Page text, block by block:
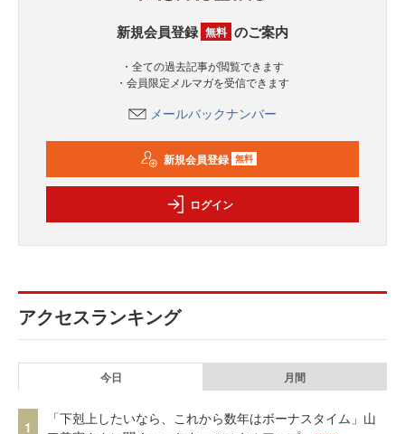
新規会員登録 無料 のご案内
・全ての過去記事が閲覧できます
・会員限定メルマガを受信できます
メールバックナンバー
新規会員登録 無料
ログイン
アクセスランキング
今日 月間
1
「下剋上したいなら、これから数年はボーナスタイム」山